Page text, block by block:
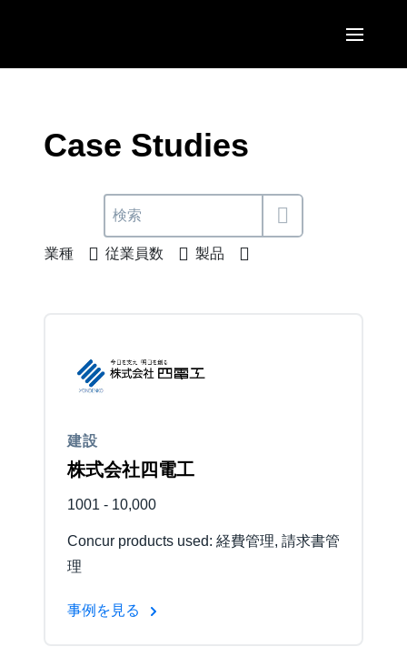
United States (English)
Canada (Français)
México (Español)
EUROPE
France (Français)
Deutschland (Deutsch)
Sweden (English)
Belgium (English)
ASIA PACIFIC
Australia (English)
Case Studies
業種 従業員数 製品
建設
株式会社四電工
1001 - 10,000
Concur products used: 経費管理, 請求書管
理
事例を見る